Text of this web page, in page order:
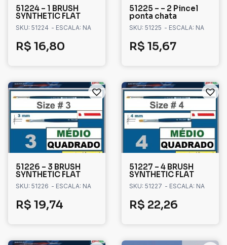
51224 – 1 BRUSH
SYNTHETIC FLAT
SKU: 51224 - ESCALA: NA
R$ 16,80
51225 – – 2 Pincel
ponta chata
SKU: 51225 - ESCALA: NA
R$ 15,67
51226 – 3 BRUSH
SYNTHETIC FLAT
SKU: 51226 - ESCALA: NA
R$ 19,74
51227 – 4 BRUSH
SYNTHETIC FLAT
SKU: 51227 - ESCALA: NA
R$ 22,26